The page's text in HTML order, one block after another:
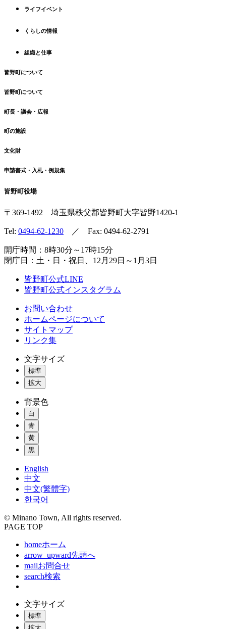
ライフイベント
くらしの情報
組織と仕事
皆野町について
皆野町について
町長・議会・広報
町の施設
文化財
申請書式・入札・例規集
皆野町役場
〒369-1492 埼玉県秩父郡皆野町大字皆野1420-1
Tel: 0494-62-1230 ／ Fax: 0494-62-2791
開庁時間：8時30分～17時15分
閉庁日：土・日・祝日、12月29日～1月3日
皆野町公式LINE
皆野町公式インスタグラム
お問い合わせ
ホームページについて
サイトマップ
リンク集
文字サイズ
標準
拡大
背景色
白
青
黄
黒
English
中文
中文(繁體字)
한국어
© Minano Town, All rights reserved.
PAGE TOP
homeホーム
arrow_upward先頭へ
mailお問合せ
search検索
文字サイズ
標準